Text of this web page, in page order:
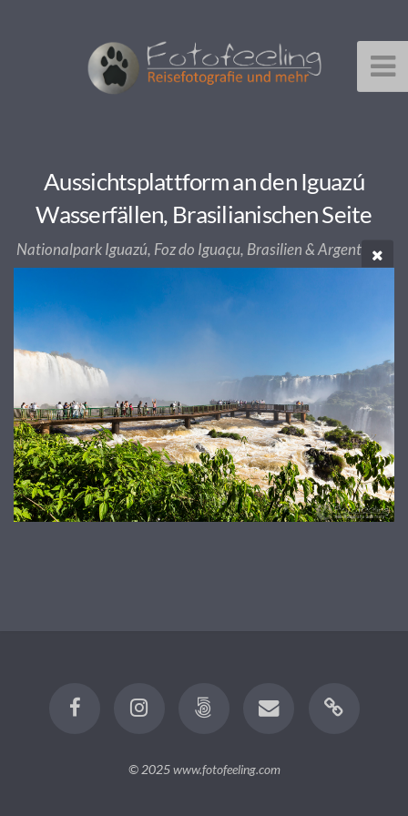
Aussichtsplattform an den Iguazú
Wasserfällen, Brasilianischen Seite
Nationalpark Iguazú, Foz do Iguaçu, Brasilien & Argentinien
© 2025www.fotofeeling.com